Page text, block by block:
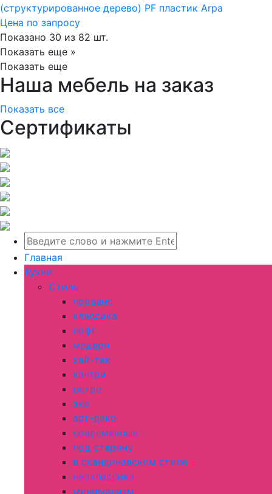
(структурированное дерево) PF пластик Arpa
Цена по запросу
Показано 30 из 82 шт.
Показать еще »
Показать еще
Наша мебель на заказ
Показать все
Сертификаты
Главная
Кухни
Стиль
прованс
классика
лофт
модерн
хай-тек
кантри
ретро
эко
арт-деко
современные
под старину
в скандинавском стиле
неоклассика
минимализм